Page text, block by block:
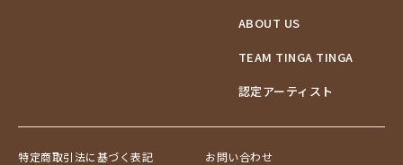
ABOUT US
TEAM TINGA TINGA
認定アーティスト
特定商取引法に基づく表記
お問い合わせ